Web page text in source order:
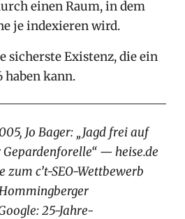
einen Raum, in dem
je indexieren wird.
sicherste Existenz, die ein
haben kann.
Jo Bager: „Jagd frei auf
— heise.de
zum c’t-SEO-Wettbewerb
25-Jahre-